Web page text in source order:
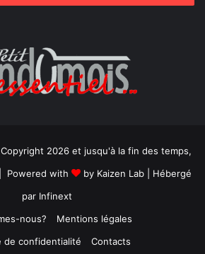
2026 et jusqu'à la fin des temps,
Powered with
by Kaizen Lab | Hébergé
par Infinext
nous?
Mentions légales
de confidentialité
Contacts